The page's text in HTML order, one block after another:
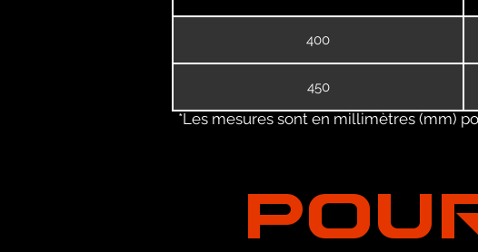
400
450
*Les mesures sont en millimètres (mm)